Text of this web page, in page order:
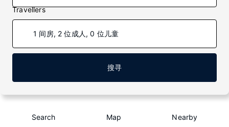
Travellers
1 间房, 2 位成人, 0 位儿童
搜寻
Search Map Nearby